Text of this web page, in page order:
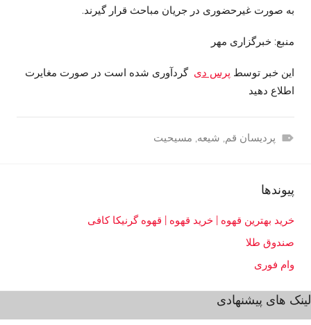
به صورت غیرحضوری در جریان مباحث قرار گیرند.
منبع: خبرگزاری مهر
این خبر توسط پرس دی گردآوری شده است در صورت مغایرت
اطلاع دهید
ن
ن
د
ش
ه
پردیسان قم شیعه مسیحیت
پیوندها
خرید بهترین قهوه | خرید قهوه | قهوه گرنیکا کافی
صندوق طلا
وام فوری
لینک های پیشنهادی